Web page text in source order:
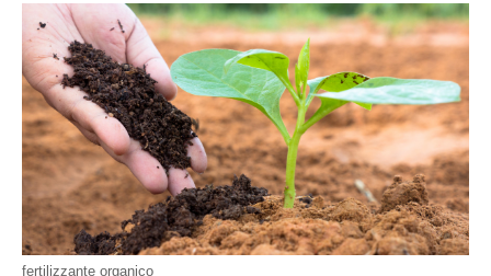
fertilizzante organico